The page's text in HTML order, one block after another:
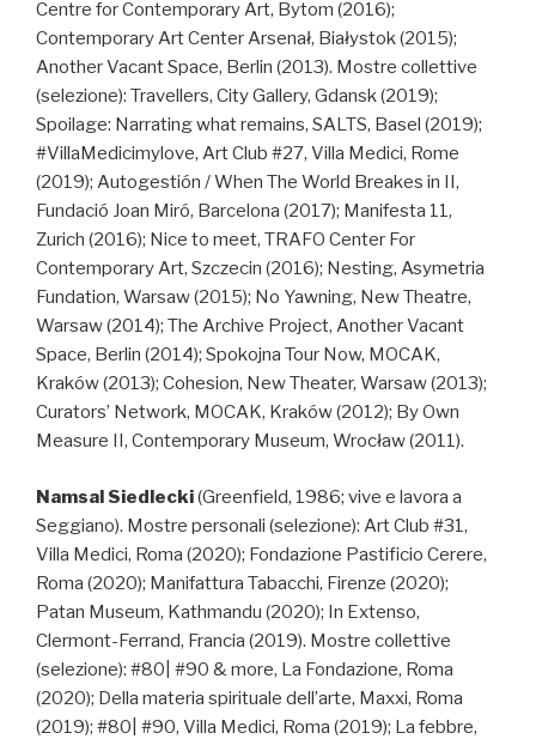
Centre for Contemporary Art, Bytom (2016);
Contemporary Art Center Arsenał, Białystok (2015);
Another Vacant Space, Berlin (2013). Mostre collettive
(selezione): Travellers, City Gallery, Gdansk (2019);
Spoilage: Narrating what remains, SALTS, Basel (2019);
#VillaMedicimylove, Art Club #27, Villa Medici, Rome
(2019); Autogestión / When The World Breakes in II,
Fundació Joan Miró, Barcelona (2017); Manifesta 11,
Zurich (2016); Nice to meet, TRAFO Center For
Contemporary Art, Szczecin (2016); Nesting, Asymetria
Fundation, Warsaw (2015); No Yawning, New Theatre,
Warsaw (2014); The Archive Project, Another Vacant
Space, Berlin (2014); Spokojna Tour Now, MOCAK,
Kraków (2013); Cohesion, New Theater, Warsaw (2013);
Curators’ Network, MOCAK, Kraków (2012); By Own
Measure II, Contemporary Museum, Wrocław (2011).
Namsal Siedlecki(Greenfield, 1986; vive e lavora a
Seggiano). Mostre personali (selezione): Art Club #31,
Villa Medici, Roma (2020); Fondazione Pastificio Cerere,
Roma (2020); Manifattura Tabacchi, Firenze (2020);
Patan Museum, Kathmandu (2020); In Extenso,
Clermont-Ferrand, Francia (2019). Mostre collettive
(selezione): #80| #90 & more, La Fondazione, Roma
(2020); Della materia spirituale dell’arte, Maxxi, Roma
(2019); #80| #90, Villa Medici, Roma (2019); La febbre,